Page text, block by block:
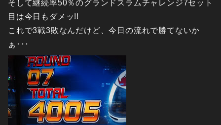
そして継続率50％のグランドスラムチャレンジ7セット
目は今日もダメッ!!
これで3戦3敗なんだけど、今日の流れで勝てないか
ぁ･･･